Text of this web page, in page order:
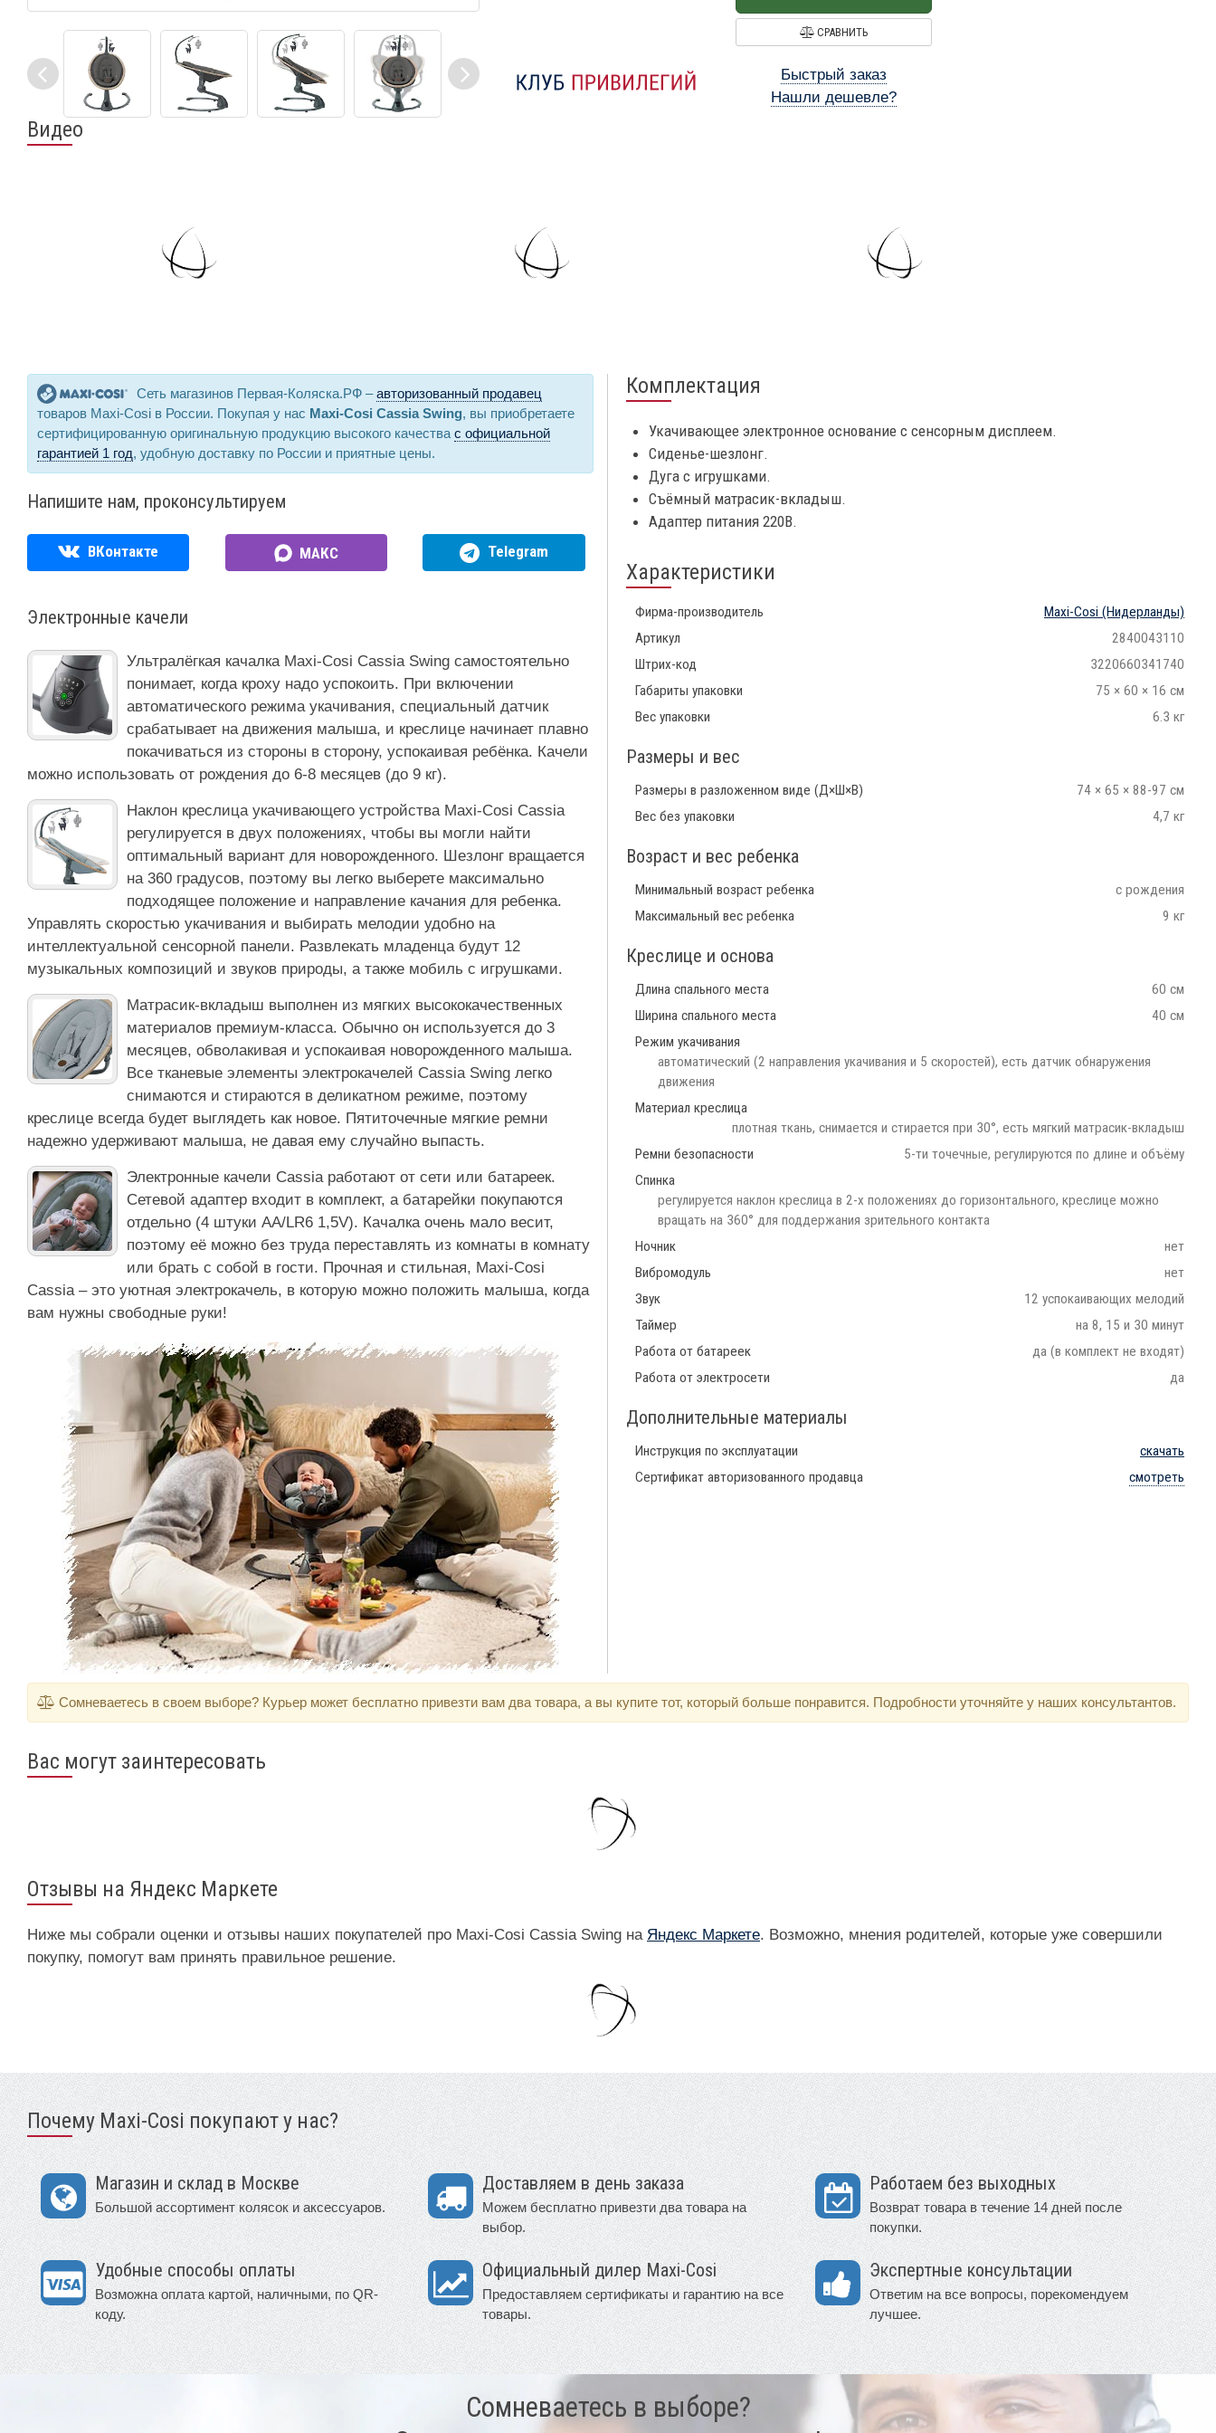
СРАВНИТЬ
Быстрый заказ
Нашли дешевле?
Видео
Сеть магазинов Первая-Коляска.РФ –авторизованный продавец
товаров Maxi-Cosi в России. Покупая у нас Maxi-Cosi Cassia Swing, вы приобретаете
сертифицированную оригинальную продукцию высокого качества с официальной
гарантией 1 год, удобную доставку по России и приятные цены.
Напишите нам, проконсультируем
ВКонтакте МАКС Telegram
Электронные качели
Ультралёгкая качалка Maxi-Cosi Cassia Swing самостоятельно
понимает, когда кроху надо успокоить. При включении
автоматического режима укачивания, специальный датчик
срабатывает на движения малыша, и креслице начинает плавно
покачиваться из стороны в сторону, успокаивая ребёнка. Качели
можно использовать от рождения до 6-8 месяцев (до 9 кг).
Наклон креслица укачивающего устройства Maxi-Cosi Cassia
регулируется в двух положениях, чтобы вы могли найти
оптимальный вариант для новорожденного. Шезлонг вращается
на 360 градусов, поэтому вы легко выберете максимально
подходящее положение и направление качания для ребенка.
Управлять скоростью укачивания и выбирать мелодии удобно на
интеллектуальной сенсорной панели. Развлекать младенца будут 12
музыкальных композиций и звуков природы, а также мобиль с игрушками.
Матрасик-вкладыш выполнен из мягких высококачественных
материалов премиум-класса. Обычно он используется до 3
месяцев, обволакивая и успокаивая новорожденного малыша.
Все тканевые элементы электрокачелей Cassia Swing легко
снимаются и стираются в деликатном режиме, поэтому
креслице всегда будет выглядеть как новое. Пятиточечные мягкие ремни
надежно удерживают малыша, не давая ему случайно выпасть.
Электронные качели Cassia работают от сети или батареек.
Сетевой адаптер входит в комплект, а батарейки покупаются
отдельно (4 штуки AA/LR6 1,5V). Качалка очень мало весит,
поэтому её можно без труда переставлять из комнаты в комнату
или брать с собой в гости. Прочная и стильная, Maxi-Cosi
Cassia – это уютная электрокачель, в которую можно положить малыша, когда
вам нужны свободные руки!
Комплектация
Укачивающее электронное основание с сенсорным дисплеем.
Сиденье-шезлонг.
Дуга с игрушками.
Съёмный матрасик-вкладыш.
Адаптер питания 220В.
Характеристики
Фирма-производитель Maxi-Cosi (Нидерланды)
Артикул
2840043110
Штрих-код
3220660341740
Габариты упаковки
75 × 60 × 16 см
Вес упаковки
6.3 кг
Размеры и вес
Размеры в разложенном виде (Д×Ш×В)
74 × 65 × 88-97 см
Вес без упаковки
4,7 кг
Возраст и вес ребенка
Минимальный возраст ребенка
с рождения
Максимальный вес ребенка
9 кг
Креслице и основа
Длина спального места
60 см
Ширина спального места
40 см
Режим укачивания
автоматический (2 направления укачивания и 5 скоростей), есть датчик обнаружения
движения
Материал креслица
плотная ткань, снимается и стирается при 30°, есть мягкий матрасик-вкладыш
Ремни безопасности
5-ти точечные, регулируются по длине и объёму
Спинка
регулируется наклон креслица в 2-х положениях до горизонтального, креслице можно
вращать на 360° для поддержания зрительного контакта
Ночник
нет
Вибромодуль
нет
Звук
12 успокаивающих мелодий
Таймер
на 8, 15 и 30 минут
Работа от батареек
да (в комплект не входят)
Работа от электросети
да
Дополнительные материалы
Инструкция по эксплуатации
скачать
Сертификат авторизованного продавца
смотреть
Сомневаетесь в своем выборе? Курьер может бесплатно привезти вам два товара, а вы купите тот, который больше понравится. Подробности уточняйте у наших консультантов.
Вас могут заинтересовать
Отзывы на Яндекс Маркете
Ниже мы собрали оценки и отзывы наших покупателей про Maxi-Cosi Cassia Swing на Яндекс Маркете. Возможно, мнения родителей, которые уже совершили
покупку, помогут вам принять правильное решение.
Почему Maxi-Cosi покупают у нас?
Магазин и склад в Москве
Большой ассортимент колясок и аксессуаров.
Доставляем в день заказа
Можем бесплатно привезти два товара на
выбор.
Работаем без выходных
Возврат товара в течение 14 дней после
покупки.
Удобные способы оплаты
Возможна оплата картой, наличными, по QR-
коду.
Официальный дилер Maxi-Cosi
Предоставляем сертификаты и гарантию на все
товары.
Экспертные консультации
Ответим на все вопросы, порекомендуем
лучшее.
Сомневаетесь в выборе?